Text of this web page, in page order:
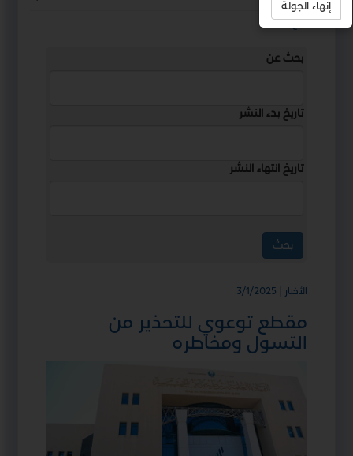
استمع
بحث عن
تاريخ بدء النشر
تاريخ انتهاء النشر
الأخبار | 3/1/2025
مقطع توعوي للتحذير من
التسول ومخاطره
إنهاء الجولة